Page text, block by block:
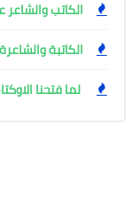
الكاتب
الكاتبة
لما فتحنا